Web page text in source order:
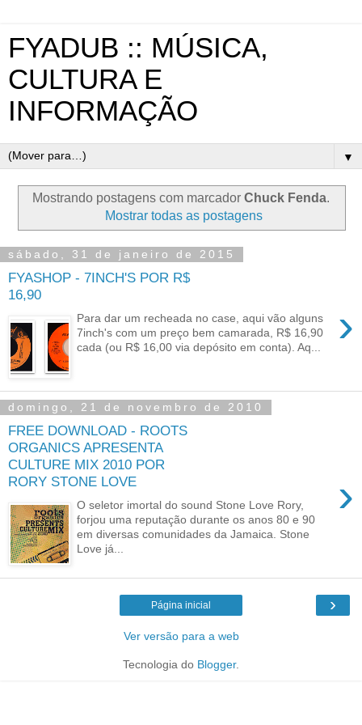
FYADUB :: MÚSICA,
CULTURA E
INFORMAÇÃO
▼
Mostrando postagens com marcador Chuck Fenda.
Mostrar todas as postagens
sábado, 31 de janeiro de 2015
FYASHOP - 7INCH'S POR R$
16,90
›
Para dar um recheada no case, aqui vão alguns
7inch's com um preço bem camarada, R$ 16,90
cada (ou R$ 16,00 via depósito em conta). Aq...
domingo, 21 de novembro de 2010
FREE DOWNLOAD - ROOTS
ORGANICS APRESENTA
CULTURE MIX 2010 POR
RORY STONE LOVE
›
O seletor imortal do sound Stone Love Rory,
forjou uma reputação durante os anos 80 e 90
em diversas comunidades da Jamaica. Stone
Love já...
›
Página inicial
Ver versão para a web
Tecnologia do Blogger.